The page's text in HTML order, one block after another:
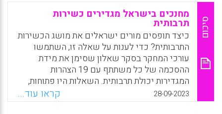
עזה, אז התלקחו ברחובות ישראל מהומות
שהחריפו אף יותר בערים המשותפות. מאורעות
נוספים שנחרתו בזיכרון הקולקטיבי הישראלי
מזוהים כמחלוקת בין "ישראל הראשונה" ל"ישראל
השנייה" ומייצגים את המתח הפוליטי בחברה,
שבשנים האחרונות בא לידי ביטוי בהפגנות
ובמאבקים שגרמו לפילוג העם. מאורעות אלה
מהדהדים ללא הרף, מחלחלים למערכת החינוך
ומשפיעים על הדינמיקה הן בכיתות הן בחדרי
סיכום
מחנכים בישראל מגדירים כשירות
תרבותית
כיצד תופסים מורים ישראלים את מושג הכשירות
התרבותית? כדי לענות על שאלה זו, השתמשו
עורכי המחקר בסקר שאלון שסימן את מידת
ההסכמה של כל משתתף עם 19 הצהרות
המגדירות יכולת תרבותית. השאלות היו פתוחות,
ואפשרו למשתתפים לשתף את דעותיהם על
יכולת תרבותית
28-09-2023 קראו עוד...